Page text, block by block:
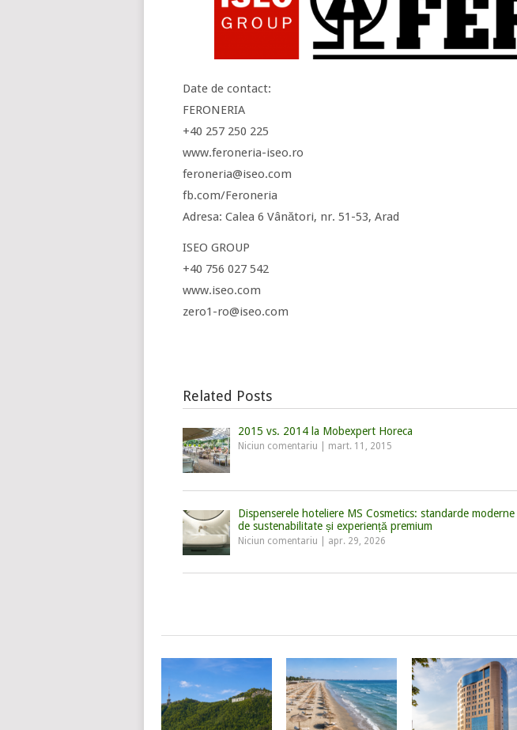
Date de contact:
FERONERIA
+40 257 250 225
www.feroneria-iseo.ro
feroneria@iseo.com
fb.com/Feroneria
Adresa: Calea 6 Vânători, nr. 51-53, Arad
ISEO GROUP
+40 756 027 542
www.iseo.com
zero1-ro@iseo.com
Related Posts
2015 vs. 2014 la Mobexpert Horeca
Niciun comentariu mart. 11, 2015
Dispenserele hoteliere MS Cosmetics: standarde moderne
de sustenabilitate și experiență premium
Niciun comentariu apr. 29, 2026